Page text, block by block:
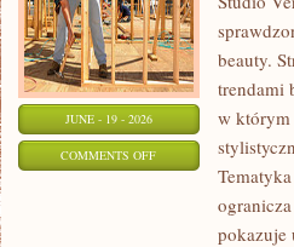
JUNE - 19 - 2026
COMMENTS OFFON
STYLIZACJE
beauty.
trendami
w którym
pokazuje